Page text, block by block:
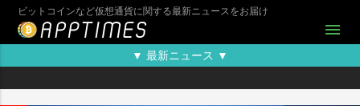
ビットコインなど仮想通貨に関する最新ニュースをお届け
menu
▼ 最新ニュース ▼